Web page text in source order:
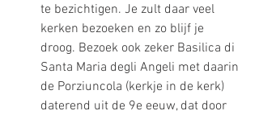
te bezichtigen. Je zult daar veel
kerken bezoeken en zo blijf je
droog. Bezoek ook zeker Basilica di
Santa Maria degli Angeli met daarin
de Porziuncola (kerkje in de kerk)
daterend uit de 9e eeuw, dat door